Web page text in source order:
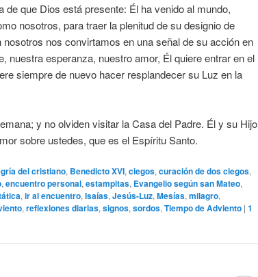
que Dios está presente: Él ha venido al mundo,
nosotros, para traer la plenitud de su designio de
nos convirtamos en una señal de su acción en
nuestra esperanza, nuestro amor, Él quiere entrar en el
siempre de nuevo hacer resplandecer su Luz en la
y no olviden visitar la Casa del Padre. Él y su Hijo
sobre ustedes, que es el Espíritu Santo.
del cristiano, Benedicto XVI,ciegos,curación de dos ciegos,
,encuentro personal,estampitas, Evangelio según san Mateo,
,ir al encuentro,Isaías,Jesús-Luz,Mesías,milagro,
,reflexiones diarias,signos,sordos,Tiempo de Adviento | 1